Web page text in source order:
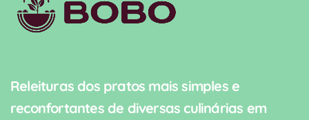
Releituras dos pratos mais simples e
reconfortantes de diversas culinárias em